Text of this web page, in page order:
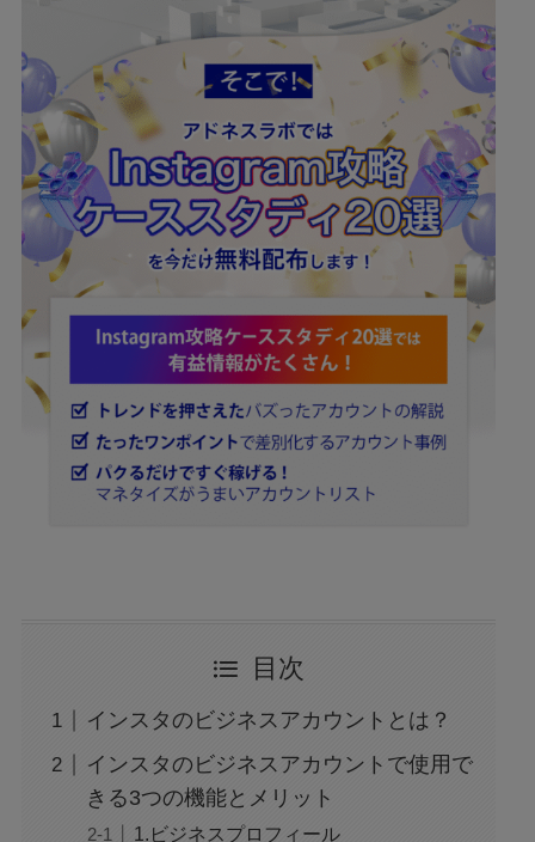
目次
インスタのビジネスアカウントとは？
インスタのビジネスアカウントで使用で
きる3つの機能とメリット
1.ビジネスプロフィール